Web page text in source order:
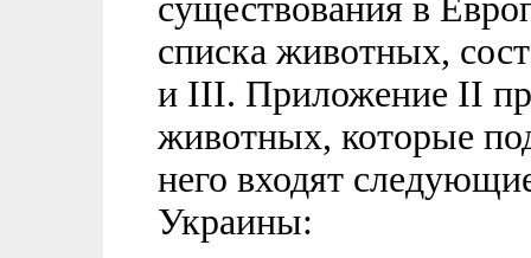
существования в
списка животных,
и III. Приложение II
животных, которые
него входят
Украины: